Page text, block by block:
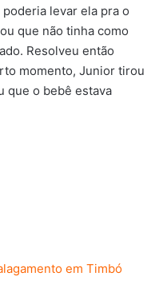
levar ela pra o
que não tinha como
Resolveu então
momento, Junior tirou
que o bebê estava
em Timbó